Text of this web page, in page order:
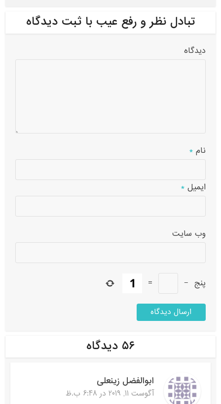
تبادل نظر و رفع عیب با ثبت دیدگاه
دیدگاه
نام*
ایمیل*
وب‌ سایت
پنج −
=
۵۶ دیدگاه
ابوالفضل زینعلی
آگوست 11, 2019 در 6:48 ب.ظ